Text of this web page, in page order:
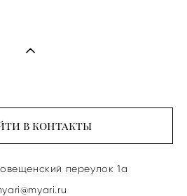
в контакты
переулок 1а